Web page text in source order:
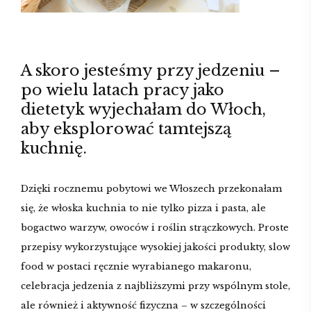
A skoro jesteśmy przy jedzeniu –
po wielu latach pracy jako
dietetyk wyjechałam do Włoch,
aby eksplorować tamtejszą
kuchnię.
Dzięki rocznemu pobytowi we Włoszech przekonałam
się, że włoska kuchnia to nie tylko pizza i pasta, ale
bogactwo warzyw, owoców i roślin strączkowych. Proste
przepisy wykorzystujące wysokiej jakości produkty, slow
food w postaci ręcznie wyrabianego makaronu,
celebracja jedzenia z najbliższymi przy wspólnym stole,
ale również i aktywność fizyczna – w szczególności